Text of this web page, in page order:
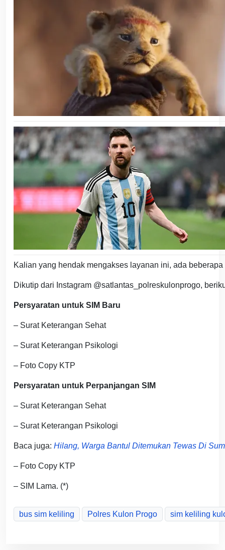
Kalian yang hendak mengakses layanan ini, ada
Dikutip dari Instagram @satlantas_polreskulonprogo,
Persyaratan untuk SIM Baru
– Surat Keterangan Sehat
– Surat Keterangan Psikologi
– Foto Copy KTP
Persyaratan untuk Perpanjangan SIM
– Surat Keterangan Sehat
– Surat Keterangan Psikologi
Baca juga: Hilang, Warga Bantul Ditemukan Tewas Di
– Foto Copy KTP
– SIM Lama. (*)
bus sim keliling Polres Kulon Progo sim keliling